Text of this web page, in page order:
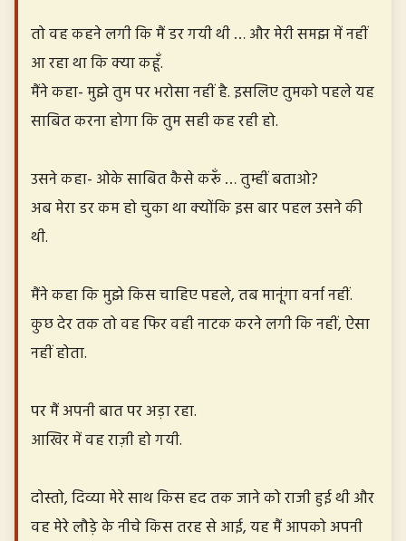
तो वह कहने लगी कि मैं डर गयी थी … और मेरी समझ में नहीं
आ रहा था कि क्या कहूँ.
मैंने कहा- मुझे तुम पर भरोसा नहीं है. इसलिए तुमको पहले यह
साबित करना होगा कि तुम सही कह रही हो.
उसने कहा- ओके साबित कैसे करूँ … तुम्हीं बताओ?
अब मेरा डर कम हो चुका था क्योंकि इस बार पहल उसने की
थी.
मैंने कहा कि मुझे किस चाहिए पहले, तब मानूंगा वर्ना नहीं.
कुछ देर तक तो वह फिर वही नाटक करने लगी कि नहीं, ऐसा
नहीं होता.
पर मैं अपनी बात पर अड़ा रहा.
आखिर में वह राज़ी हो गयी.
दोस्तो, दिव्या मेरे साथ किस हद तक जाने को राजी हुई थी और
वह मेरे लौड़े के नीचे किस तरह से आई, यह मैं आपको अपनी